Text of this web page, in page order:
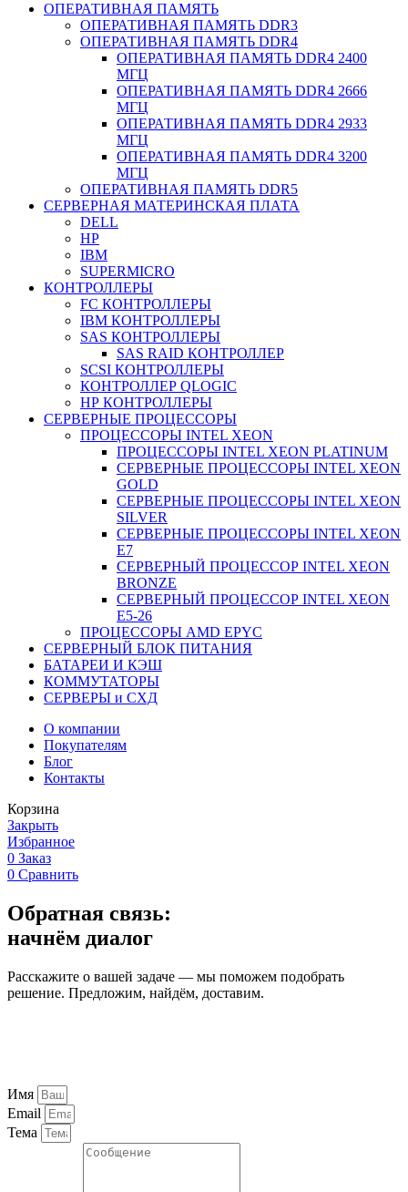
ОПЕРАТИВНАЯ ПАМЯТЬ
ОПЕРАТИВНАЯ ПАМЯТЬ DDR3
ОПЕРАТИВНАЯ ПАМЯТЬ DDR4
ОПЕРАТИВНАЯ ПАМЯТЬ DDR4 2400
МГЦ
ОПЕРАТИВНАЯ ПАМЯТЬ DDR4 2666
МГЦ
ОПЕРАТИВНАЯ ПАМЯТЬ DDR4 2933
МГЦ
ОПЕРАТИВНАЯ ПАМЯТЬ DDR4 3200
МГЦ
ОПЕРАТИВНАЯ ПАМЯТЬ DDR5
СЕРВЕРНАЯ МАТЕРИНСКАЯ ПЛАТА
DELL
HP
IBM
SUPERMICRO
КОНТРОЛЛЕРЫ
FC КОНТРОЛЛЕРЫ
IBM КОНТРОЛЛЕРЫ
SAS КОНТРОЛЛЕРЫ
SAS RAID КОНТРОЛЛЕР
SCSI КОНТРОЛЛЕРЫ
КОНТРОЛЛЕР QLOGIC
НР КОНТРОЛЛЕРЫ
СЕРВЕРНЫЕ ПРОЦЕССОРЫ
ПРОЦЕССОРЫ INTEL XEON
ПРОЦЕССОРЫ INTEL XEON PLATINUM
СЕРВЕРНЫЕ ПРОЦЕССОРЫ INTEL XEON
GOLD
СЕРВЕРНЫЕ ПРОЦЕССОРЫ INTEL XEON
SILVER
СЕРВЕРНЫЕ ПРОЦЕССОРЫ INTEL XEON
Е7
СЕРВЕРНЫЙ ПРОЦЕССОР INTEL XEON
BRONZE
СЕРВЕРНЫЙ ПРОЦЕССОР INTEL XEON
Е5-26
ПРОЦЕССОРЫ AMD EPYC
СЕРВЕРНЫЙ БЛОК ПИТАНИЯ
БАТАРЕИ И КЭШ
КОММУТАТОРЫ
СЕРВЕРЫ и СХД
О компании
Покупателям
Блог
Контакты
Корзина
Закрыть
Избранное
0 Заказ
0 Сравнить
Обратная связь:
начнём диалог
Расскажите о вашей задаче — мы поможем подобрать
решение. Предложим, найдём, доставим.
Имя
Email
Тема